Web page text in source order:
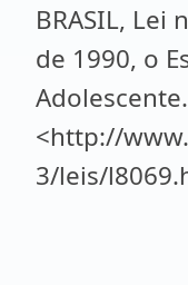
BRASIL, Lei
de 1990, o
<http://
3/leis/